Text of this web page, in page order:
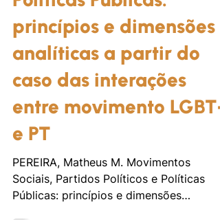
Movimentos Sociais,
Partidos Políticos e
Políticas Públicas:
princípios e dimensões
analíticas a partir do
caso das interações
entre movimento LGBT+
e PT